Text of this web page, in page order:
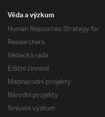
Věda a výzkum
Human Resources Strategy for
Researchers
Vědecká rada
Ediční činnost
Mezinárodní projekty
Národní projekty
Smluvní výzkum